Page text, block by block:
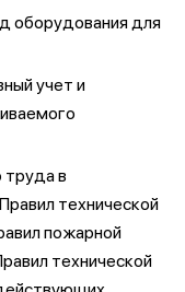
оборудования для
учет и
в
технической
пожарной
технической